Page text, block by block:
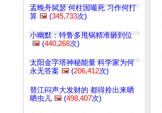
孟晚舟脦瑟 何柱国嘬死 习作何打
算 🖼️ (345,733次)
小幽默：特鲁多甩锅精准砸到位
🖼️ (440,268次)
太阳金字塔神秘能量 科学家为何
永无答案 🖼️ (206,412次)
替江闷声大发财的 都得拎出来晒
晒虫儿 🖼️ (498,407次)